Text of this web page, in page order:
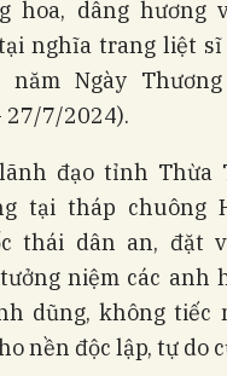
hoa, dâng hương
nghĩa trang liệt sĩ
Ngày
27/7/2024).
đạo tỉnh Thừa
tại tháp chuông
thái dân an, đặt
niệm các anh
dũng, không tiếc
nền độc lập, tự do